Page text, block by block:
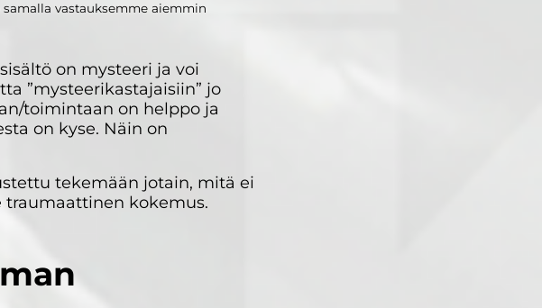
samalla vastauksemme aiemmin
on mysteeri ja voi
”mysteerikastajaisiin” jo
toimintaan on helppo ja
on kyse. Näin on
tekemään jotain, mitä ei
traumaattinen kokemus.